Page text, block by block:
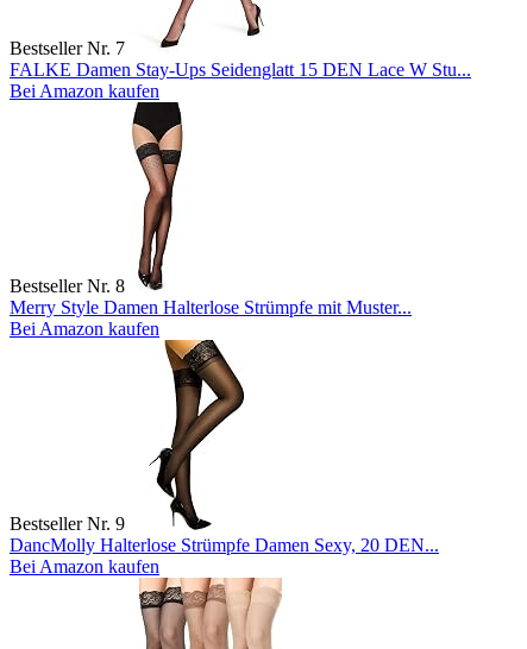
Bestseller Nr. 7
FALKE Damen Stay-Ups Seidenglatt 15 DEN Lace W Stu...
Bei Amazon kaufen
Bestseller Nr. 8
Merry Style Damen Halterlose Strümpfe mit Muster...
Bei Amazon kaufen
Bestseller Nr. 9
DancMolly Halterlose Strümpfe Damen Sexy, 20 DEN...
Bei Amazon kaufen